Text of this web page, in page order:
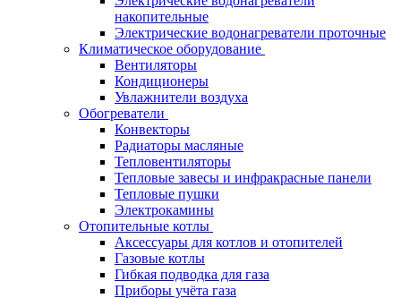
накопительные
Электрические водонагреватели проточные
Климатическое оборудование
Вентиляторы
Кондиционеры
Увлажнители воздуха
Обогреватели
Конвекторы
Радиаторы масляные
Тепловентиляторы
Тепловые завесы и инфракрасные панели
Тепловые пушки
Электрокамины
Отопительные котлы
Аксессуары для котлов и отопителей
Газовые котлы
Гибкая подводка для газа
Приборы учёта газа